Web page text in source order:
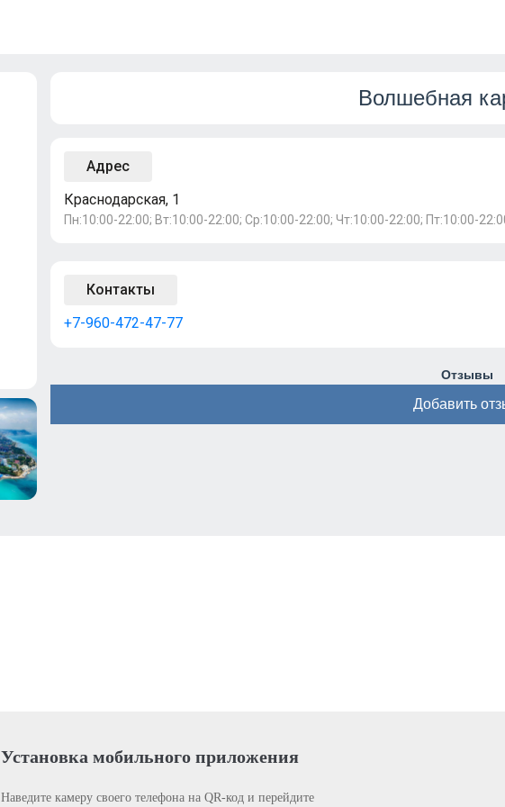
Волшебная
Адрес
Краснодарская, 1
Пн:10:00-22:00; Вт:10:00-22:00; Ср:10:00-22:00; Чт:10:00-22:00; Пт:10:00-
Контакты
+7-960-472-47-77
Отзывы
Добавить
Установка мобильного приложения
Наведите камеру своего телефона на QR-код и перейдите